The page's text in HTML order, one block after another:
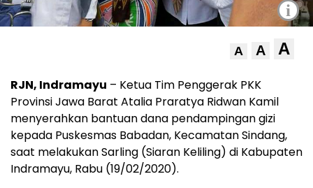
i
A A A
RJN, Indramayu – Ketua Tim Penggerak PKK
Provinsi Jawa Barat Atalia Praratya Ridwan Kamil
menyerahkan bantuan dana pendampingan gizi
kepada Puskesmas Babadan, Kecamatan Sindang,
saat melakukan Sarling (Siaran Keliling) di Kabupaten
Indramayu, Rabu (19/02/2020).